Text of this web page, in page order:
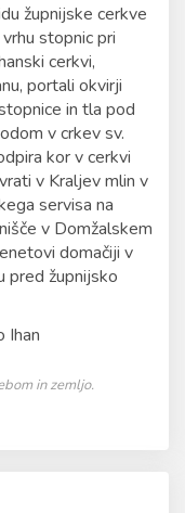
župnijske cerkve
stopnic pri
cerkvi,
portali okvirji
in tla pod
v crkev sv.
kor v cerkvi
v Kraljev mlin v
servisa na
v Domžalskem
domačiji v
pred župnijsko
Ihan
in zemljo.